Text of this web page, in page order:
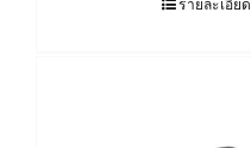
รายละเอียด